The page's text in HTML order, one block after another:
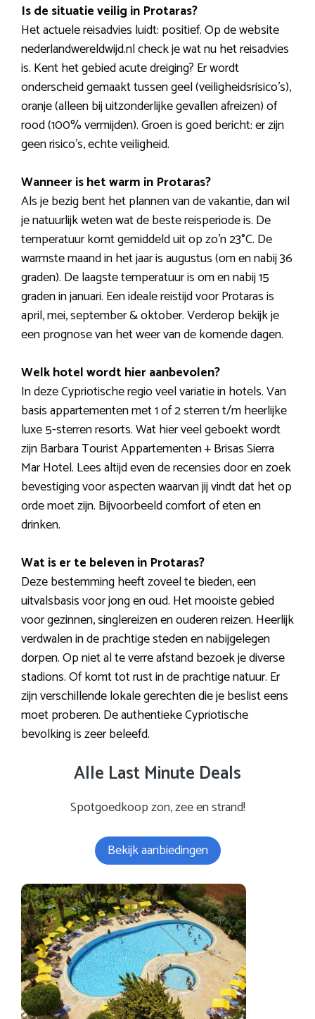
Is de situatie veilig in Protaras?
Het actuele reisadvies luidt: positief. Op de website
nederlandwereldwijd.nl check je wat nu het reisadvies
is. Kent het gebied acute dreiging? Er wordt
onderscheid gemaakt tussen geel (veiligheidsrisico’s),
oranje (alleen bij uitzonderlijke gevallen afreizen) of
rood (100% vermijden). Groen is goed bericht: er zijn
geen risico’s, echte veiligheid.
Wanneer is het warm in Protaras?
Als je bezig bent het plannen van de vakantie, dan wil
je natuurlijk weten wat de beste reisperiode is. De
temperatuur komt gemiddeld uit op zo’n 23°C. De
warmste maand in het jaar is augustus (om en nabij 36
graden). De laagste temperatuur is om en nabij 15
graden in januari. Een ideale reistijd voor Protaras is
april, mei, september & oktober. Verderop bekijk je
een prognose van het weer van de komende dagen.
Welk hotel wordt hier aanbevolen?
In deze Cypriotische regio veel variatie in hotels. Van
basis appartementen met 1 of 2 sterren t/m heerlijke
luxe 5-sterren resorts. Wat hier veel geboekt wordt
zijn Barbara Tourist Appartementen + Brisas Sierra
Mar Hotel. Lees altijd even de recensies door en zoek
bevestiging voor aspecten waarvan jij vindt dat het op
orde moet zijn. Bijvoorbeeld comfort of eten en
drinken.
Wat is er te beleven in Protaras?
Deze bestemming heeft zoveel te bieden, een
uitvalsbasis voor jong en oud. Het mooiste gebied
voor gezinnen, singlereizen en ouderen reizen. Heerlijk
verdwalen in de prachtige steden en nabijgelegen
dorpen. Op niet al te verre afstand bezoek je diverse
stadions. Of komt tot rust in de prachtige natuur. Er
zijn verschillende lokale gerechten die je beslist eens
moet proberen. De authentieke Cypriotische
bevolking is zeer beleefd.
Alle Last Minute Deals
Spotgoedkoop zon, zee en strand!
Bekijk aanbiedingen